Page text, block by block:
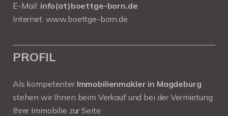
E-Mail: info(at)boettge-born.de
Internet: www.boettge-born.de
PROFIL
Als kompetenter Immobilienmakler in Magdeburg
stehen wir Ihnen beim Verkauf und bei der Vermietung
Ihrer Immobilie zur Seite.